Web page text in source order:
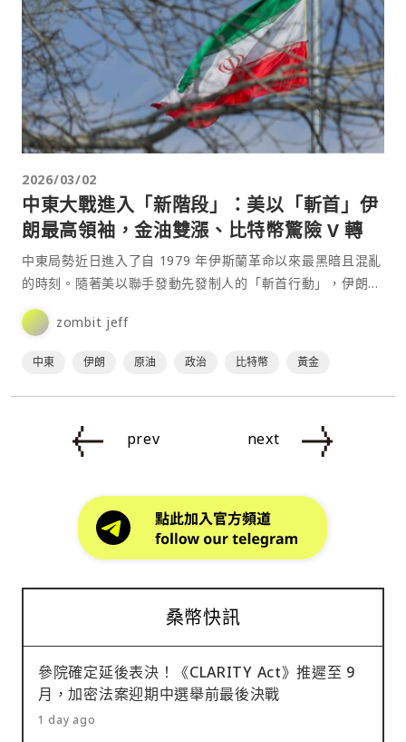
2026/03/02
中東大戰進入「新階段」：美以「斬首」伊
朗最高領袖，金油雙漲、比特幣驚險 V 轉
中東局勢近日進入了自 1979 年伊斯蘭革命以來最黑暗且混亂
的時刻。隨著美以聯手發動先發制人的「斬首行動」，伊朗最
高權力核心垮台，引發規模空前的區域報復與全球金融震⋯
zombit jeff
中東 伊朗 原油 政治 比特幣 黃金
prev next
桑幣快訊
參院確定延後表決！《CLARITY Act》推遲至 9
月，加密法案迎期中選舉前最後決戰
1 day ago